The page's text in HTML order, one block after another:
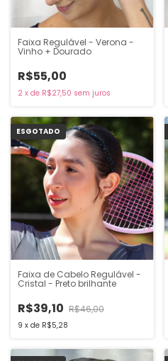
Faixa Regulável - Verona -
Vinho + Dourado
R$55,00
2 x de R$27,50 sem juros
ESGOTADO
Faixa de Cabelo Regulável -
Cristal - Preto brilhante
R$39,10 R$46,00
9 x de R$5,28